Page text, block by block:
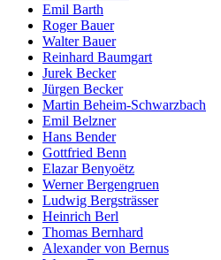
Emil Barth
Roger Bauer
Walter Bauer
Reinhard Baumgart
Jurek Becker
Jürgen Becker
Martin Beheim-Schwarzbach
Emil Belzner
Hans Bender
Gottfried Benn
Elazar Benyoëtz
Werner Bergengruen
Ludwig Bergsträsser
Heinrich Berl
Thomas Bernhard
Alexander von Bernus